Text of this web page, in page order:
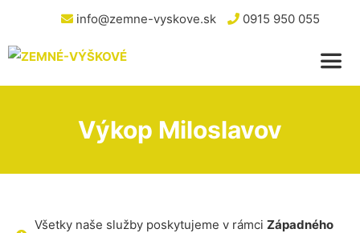
info@zemne-vyskove.sk 0915 950 055
Výkop Miloslavov
Všetky naše služby poskytujeme v rámci Západného